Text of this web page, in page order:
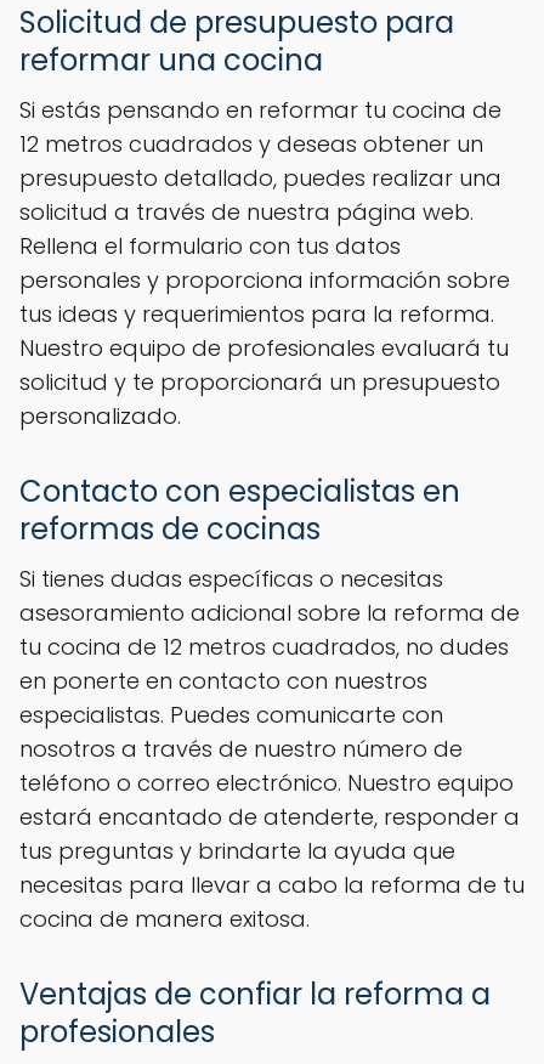
Solicitud de presupuesto para
reformar una cocina
Si estás pensando en reformar tu cocina de
12 metros cuadrados y deseas obtener un
presupuesto detallado, puedes realizar una
solicitud a través de nuestra página web.
Rellena el formulario con tus datos
personales y proporciona información sobre
tus ideas y requerimientos para la reforma.
Nuestro equipo de profesionales evaluará tu
solicitud y te proporcionará un presupuesto
personalizado.
Contacto con especialistas en
reformas de cocinas
Si tienes dudas específicas o necesitas
asesoramiento adicional sobre la reforma de
tu cocina de 12 metros cuadrados, no dudes
en ponerte en contacto con nuestros
especialistas. Puedes comunicarte con
nosotros a través de nuestro número de
teléfono o correo electrónico. Nuestro equipo
estará encantado de atenderte, responder a
tus preguntas y brindarte la ayuda que
necesitas para llevar a cabo la reforma de tu
cocina de manera exitosa.
Ventajas de confiar la reforma a
profesionales